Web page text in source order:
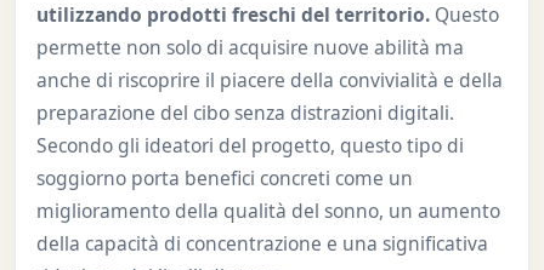
utilizzando prodotti freschi del territorio.Questo
permette non solo di acquisire nuove abilità ma
anche di riscoprire il piacere della convivialità e della
preparazione del cibo senza distrazioni digitali.
Secondo gli ideatori del progetto, questo tipo di
soggiorno porta benefici concreti come un
miglioramento della qualità del sonno, un aumento
della capacità di concentrazione e una significativa